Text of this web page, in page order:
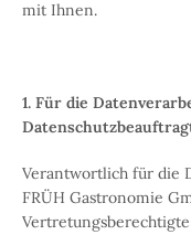
mit Ihnen.
1. Für die
Verantwortlich für die
FRÜH Gastronomie